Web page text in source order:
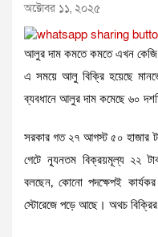
অক্টোবর ১১, ২০২৫
আলুর দাম কমতে কমতে এখন
এ সময়ে আলু বিক্রি হয়েছে
ব্যবধানে আলুর দাম কমেছে ৬০
সরকার গত ২৭ আগস্ট ৫০ হাজার
গেটে ন্যূনতম বিক্রয়মূল্য ২২
বলছেন, কোনো পদক্ষেপই
স্টোরেজে পড়ে আছে। অথচ